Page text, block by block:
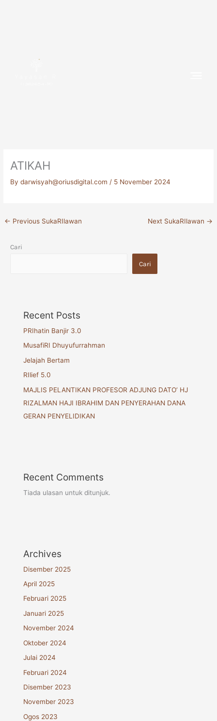
ATIKAH
Bydarwisyah@oriusdigital.com/ 5 November 2024
← Previous SukaRIlawan Next SukaRIlawan →
Cari
Cari
Recent Posts
PRIhatin Banjir 3.0
MusafiRI Dhuyufurrahman
Jelajah Bertam
RIlief 5.0
MAJLIS PELANTIKAN PROFESOR ADJUNG DATO’ HJ
RIZALMAN HAJI IBRAHIM DAN PENYERAHAN DANA
GERAN PENYELIDIKAN
Recent Comments
Tiada ulasan untuk ditunjuk.
Archives
Disember 2025
April 2025
Februari 2025
Januari 2025
November 2024
Oktober 2024
Julai 2024
Februari 2024
Disember 2023
November 2023
Ogos 2023